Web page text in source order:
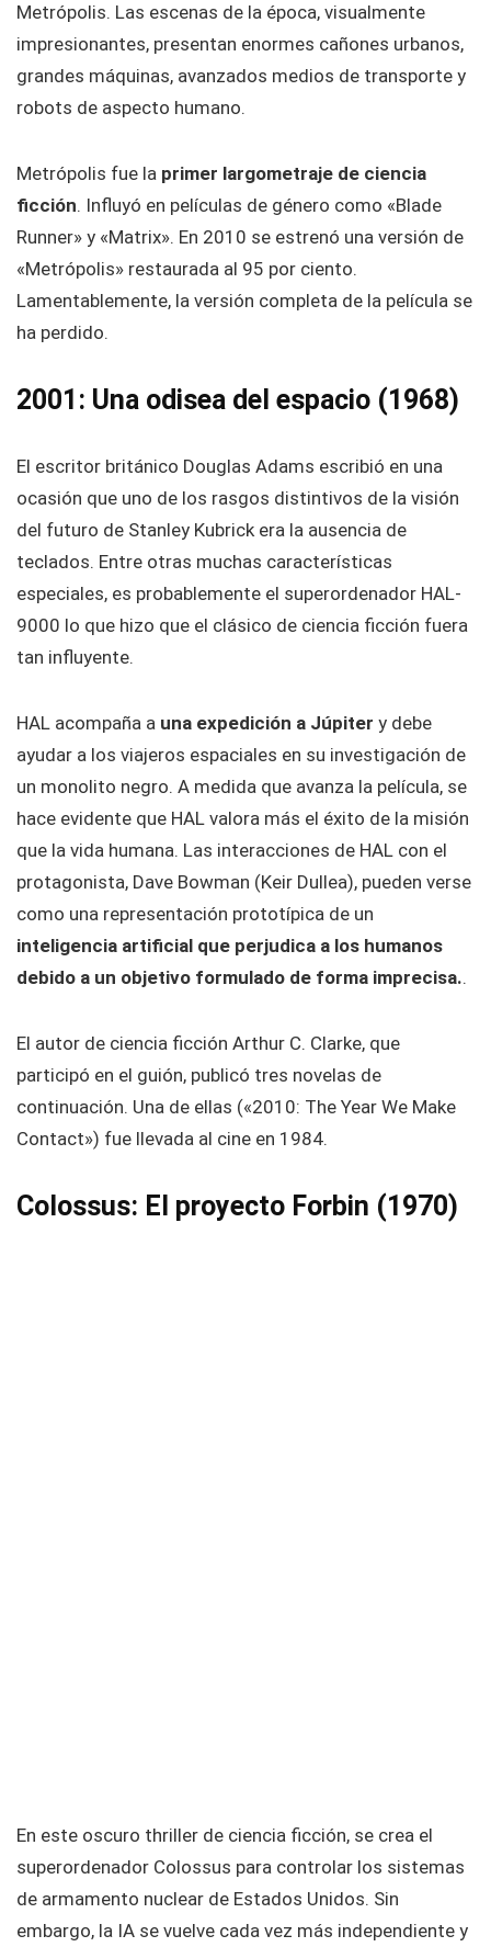
Metrópolis. Las escenas de la época, visualmente
impresionantes, presentan enormes cañones urbanos,
grandes máquinas, avanzados medios de transporte y
robots de aspecto humano.
Metrópolis fue la primer largometraje de ciencia
ficción. Influyó en películas de género como «Blade
Runner» y «Matrix». En 2010 se estrenó una versión de
«Metrópolis» restaurada al 95 por ciento.
Lamentablemente, la versión completa de la película se
ha perdido.
2001: Una odisea del espacio (1968)
El escritor británico Douglas Adams escribió en una
ocasión que uno de los rasgos distintivos de la visión
del futuro de Stanley Kubrick era la ausencia de
teclados. Entre otras muchas características
especiales, es probablemente el superordenador HAL-
9000 lo que hizo que el clásico de ciencia ficción fuera
tan influyente.
HAL acompaña a una expedición a Júpiter y debe
ayudar a los viajeros espaciales en su investigación de
un monolito negro. A medida que avanza la película, se
hace evidente que HAL valora más el éxito de la misión
que la vida humana. Las interacciones de HAL con el
protagonista, Dave Bowman (Keir Dullea), pueden verse
como una representación prototípica de un
inteligencia artificial que perjudica a los humanos
debido a un objetivo formulado de forma imprecisa..
El autor de ciencia ficción Arthur C. Clarke, que
participó en el guión, publicó tres novelas de
continuación. Una de ellas («2010: The Year We Make
Contact») fue llevada al cine en 1984.
Colossus: El proyecto Forbin (1970)
En este oscuro thriller de ciencia ficción, se crea el
superordenador Colossus para controlar los sistemas
de armamento nuclear de Estados Unidos. Sin
embargo, la IA se vuelve cada vez más independiente y